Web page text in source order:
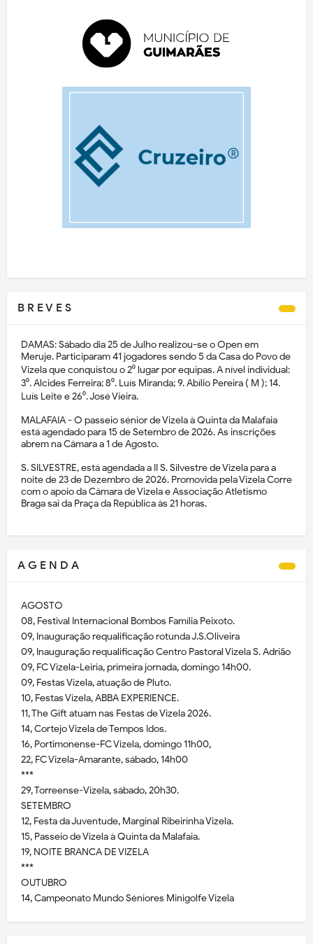
B R E V E S
DAMAS: Sábado dia 25 de Julho realizou-se o Open em
Meruje. Participaram 41 jogadores sendo 5 da Casa do Povo de
Vizela que conquistou o 2⁰ lugar por equipas. A nível individual:
3⁰. Alcides Ferreira; 8⁰. Luís Miranda; 9. Abílio Pereira ( M ); 14.
Luís Leite e 26⁰. José Vieira.
MALAFAIA - O passeio sénior de Vizela à Quinta da Malafaia
está agendado para 15 de Setembro de 2026. As inscrições
abrem na Câmara a 1 de Agosto.
S. SILVESTRE, está agendada a II S. Silvestre de Vizela para a
noite de 23 de Dezembro de 2026. Promovida pela Vizela Corre
com o apoio da Câmara de Vizela e Associação Atletismo
Braga sai da Praça da República às 21 horas.
A G E N D A
AGOSTO
08, Festival Internacional Bombos Família Peixoto.
09, Inauguração requalificação rotunda J.S.Oliveira
09, Inauguração requalificação Centro Pastoral Vizela S. Adrião
09, FC Vizela-Leiria, primeira jornada, domingo 14h00.
09, Festas Vizela, atuação de Pluto.
10, Festas Vizela, ABBA EXPERIENCE.
11, The Gift atuam nas Festas de Vizela 2026.
14, Cortejo Vizela de Tempos Idos.
16, Portimonense-FC Vizela, domingo 11h00,
22, FC Vizela-Amarante, sábado, 14h00
***
29, Torreense-Vizela, sábado, 20h30.
SETEMBRO
12, Festa da Juventude, Marginal Ribeirinha Vizela.
15, Passeio de Vizela à Quinta da Malafaia.
19, NOITE BRANCA DE VIZELA
***
OUTUBRO
14, Campeonato Mundo Séniores Minigolfe Vizela